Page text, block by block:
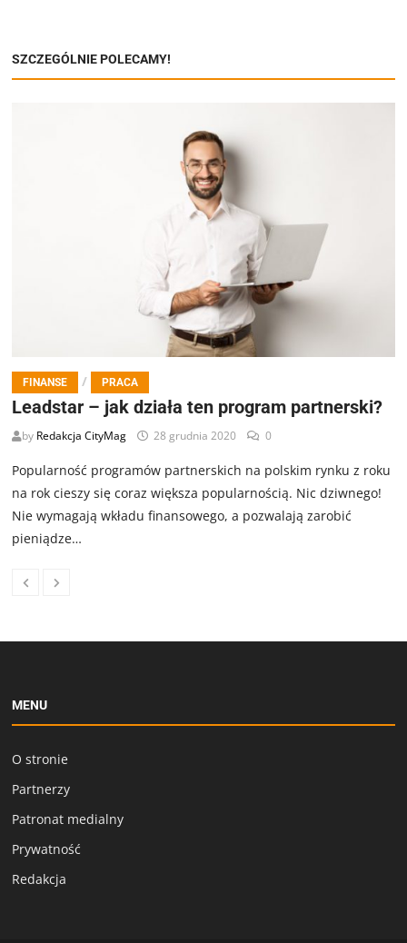
SZCZEGÓLNIE POLECAMY!
FINANSE / PRACA
Leadstar – jak działa ten program partnerski?
by Redakcja CityMag 28 grudnia 2020 0
Popularność programów partnerskich na polskim rynku z roku
na rok cieszy się coraz większa popularnością. Nic dziwnego!
Nie wymagają wkładu finansowego, a pozwalają zarobić
pieniądze…
MENU
O stronie
Partnerzy
Patronat medialny
Prywatność
Redakcja